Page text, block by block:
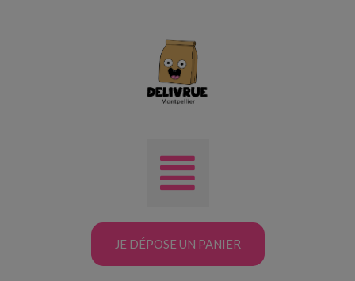
JE DÉPOSE UN PANIER